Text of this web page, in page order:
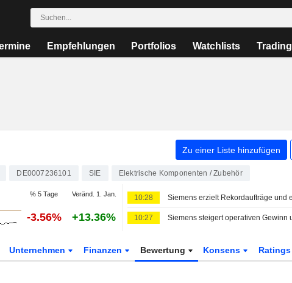
Empfehlungen Portfolios Watchlists Trading
Zu einer Liste hinzufügen
DE0007236101 SIE Elektrische Komponenten / Zubehör
% 5 Tage Veränd. 1. Jan.
-3.56% +13.36%
10:28
10:27
Unternehmen Finanzen Bewertung Konsens Ratings